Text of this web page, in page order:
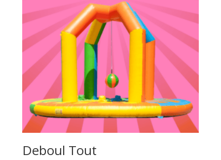
Deboul Tout